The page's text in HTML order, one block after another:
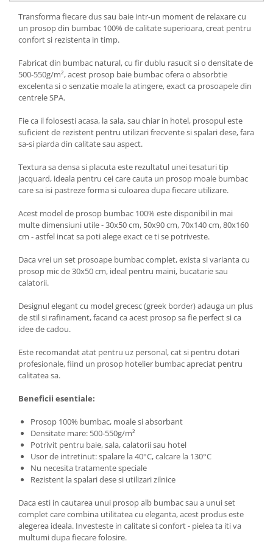
Transforma fiecare dus sau baie intr-un moment de relaxare cu
un prosop din bumbac 100% de calitate superioara, creat pentru
confort si rezistenta in timp.
Fabricat din bumbac natural, cu fir dublu rasucit si o densitate de
500-550g/m², acest prosop baie bumbac ofera o absorbtie
excelenta si o senzatie moale la atingere, exact ca prosoapele din
centrele SPA.
Fie ca il folosesti acasa, la sala, sau chiar in hotel, prosopul este
suficient de rezistent pentru utilizari frecvente si spalari dese, fara
sa-si piarda din calitate sau aspect.
Textura sa densa si placuta este rezultatul unei tesaturi tip
jacquard, ideala pentru cei care cauta un prosop moale bumbac
care sa isi pastreze forma si culoarea dupa fiecare utilizare.
Acest model de prosop bumbac 100% este disponibil in mai
multe dimensiuni utile - 30x50 cm, 50x90 cm, 70x140 cm, 80x160
cm - astfel incat sa poti alege exact ce ti se potriveste.
Daca vrei un set prosoape bumbac complet, exista si varianta cu
prosop mic de 30x50 cm, ideal pentru maini, bucatarie sau
calatorii.
Designul elegant cu model grecesc (greek border) adauga un plus
de stil si rafinament, facand ca acest prosop sa fie perfect si ca
idee de cadou.
Este recomandat atat pentru uz personal, cat si pentru dotari
profesionale, fiind un prosop hotelier bumbac apreciat pentru
calitatea sa.
Beneficii esentiale:
Prosop 100% bumbac, moale si absorbant
Densitate mare: 500-550g/m²
Potrivit pentru baie, sala, calatorii sau hotel
Usor de intretinut: spalare la 40°C, calcare la 130°C
Nu necesita tratamente speciale
Rezistent la spalari dese si utilizari zilnice
Daca esti in cautarea unui prosop alb bumbac sau a unui set
complet care combina utilitatea cu eleganta, acest produs este
alegerea ideala. Investeste in calitate si confort - pielea ta iti va
multumi dupa fiecare folosire.